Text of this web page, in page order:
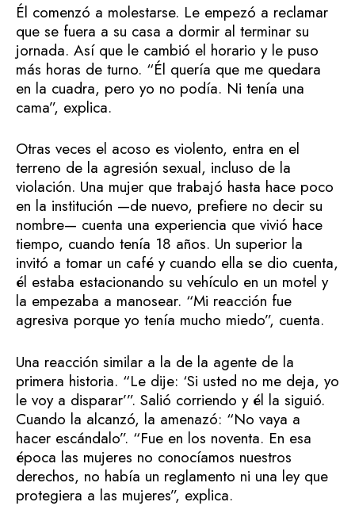
Él comenzó a molestarse. Le empezó a reclamar
que se fuera a su casa a dormir al terminar su
jornada. Así que le cambió el horario y le puso
más horas de turno. “Él quería que me quedara
en la cuadra, pero yo no podía. Ni tenía una
cama”, explica.
Otras veces el acoso es violento, entra en el
terreno de la agresión sexual, incluso de la
violación. Una mujer que trabajó hasta hace poco
en la institución —de nuevo, prefiere no decir su
nombre— cuenta una experiencia que vivió hace
tiempo, cuando tenía 18 años. Un superior la
invitó a tomar un café y cuando ella se dio cuenta,
él estaba estacionando su vehículo en un motel y
la empezaba a manosear. “Mi reacción fue
agresiva porque yo tenía mucho miedo”, cuenta.
Una reacción similar a la de la agente de la
primera historia. “Le dije: ‘Si usted no me deja, yo
le voy a disparar’”. Salió corriendo y él la siguió.
Cuando la alcanzó, la amenazó: “No vaya a
hacer escándalo”. “Fue en los noventa. En esa
época las mujeres no conocíamos nuestros
derechos, no había un reglamento ni una ley que
protegiera a las mujeres”, explica.